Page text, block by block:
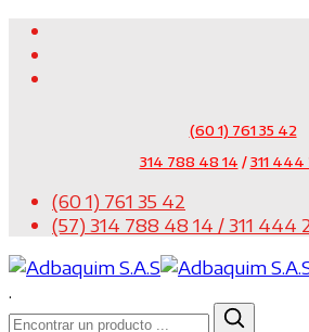
(60 1) 761 35 42
314 788 48 14 /311 444
(60 1) 761 35 42
(57) 314 788 48 14 / 311 444
.